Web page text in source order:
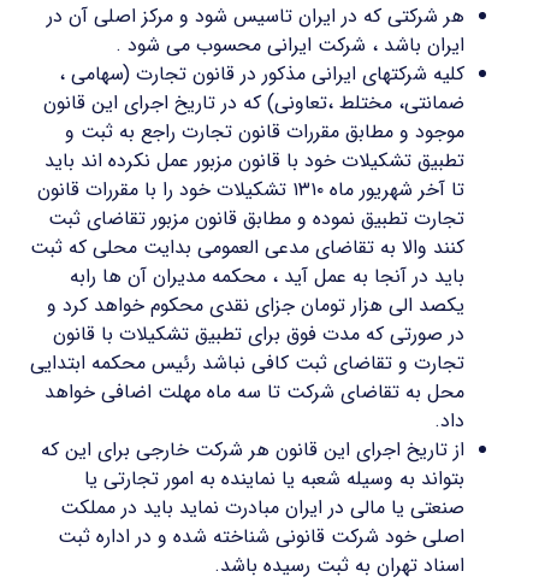
هر شرکتی که در ایران تاسیس شود و مرکز اصلی آن در
ایران باشد ، شرکت ایرانی محسوب می شود .
کلیه شرکتهای ایرانی مذکور در قانون تجارت (سهامی ،
ضمانتی، مختلط ،تعاونی) که در تاریخ اجرای این قانون
موجود و مطابق مقررات قانون تجارت راجع به ثبت و
تطبیق تشکیلات خود با قانون مزبور عمل نکرده اند باید
تا آخر شهریور ماه ۱۳۱۰ تشکیلات خود را با مقررات قانون
تجارت تطبیق نموده و مطابق قانون مزبور تقاضای ثبت
کنند والا به تقاضای مدعی العمومی بدایت محلی که ثبت
باید در آنجا به عمل آید ، محکمه مدیران آن ها رابه
یکصد الی هزار تومان جزای نقدی محکوم خواهد کرد و
در صورتی که مدت فوق برای تطبیق تشکیلات با قانون
تجارت و تقاضای ثبت کافی نباشد رئیس محکمه ابتدایی
محل به تقاضای شرکت تا سه ماه مهلت اضافی خواهد
داد.
از تاریخ اجرای این قانون هر شرکت خارجی برای این که
بتواند به وسیله شعبه یا نماینده به امور تجارتی یا
صنعتی یا مالی در ایران مبادرت نماید باید در مملکت
اصلی خود شرکت قانونی شناخته شده و در اداره ثبت
اسناد تهران به ثبت رسیده باشد.